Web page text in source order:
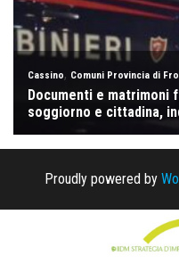
Proudly powered by